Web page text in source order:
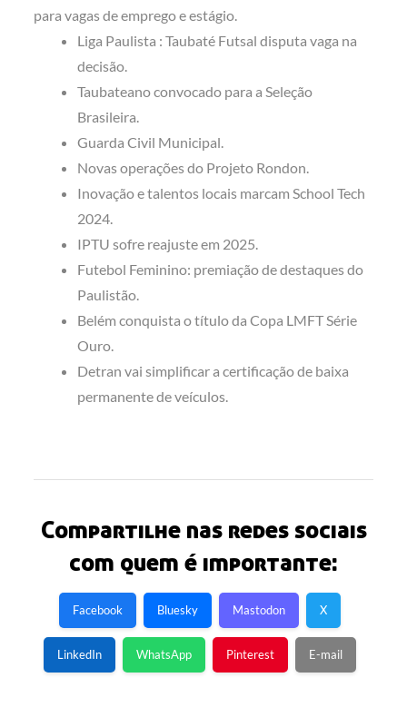
para vagas de emprego e estágio.
Liga Paulista : Taubaté Futsal disputa vaga na
decisão.
Taubateano convocado para a Seleção
Brasileira.
Guarda Civil Municipal.
Novas operações do Projeto Rondon.
Inovação e talentos locais marcam School Tech
2024.
IPTU sofre reajuste em 2025.
Futebol Feminino: premiação de destaques do
Paulistão.
Belém conquista o título da Copa LMFT Série
Ouro.
Detran vai simplificar a certificação de baixa
permanente de veículos.
Compartilhe nas redes sociais
com quem é importante:
Facebook Bluesky Mastodon X
LinkedIn WhatsApp Pinterest E-mail